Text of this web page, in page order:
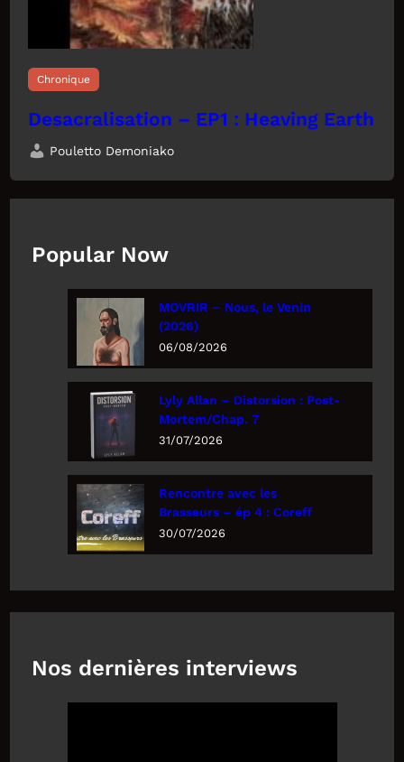
Chronique
Desacralisation – EP1 : Heaving Earth
Pouletto Demoniako
Popular Now
MOVRIR – Nous, le Venin
(2026)
06/08/2026
Lyly Allan – Distorsion : Post-
Mortem/Chap. 7
31/07/2026
Rencontre avec les
Brasseurs – ép 4 : Coreff
30/07/2026
Nos dernières interviews